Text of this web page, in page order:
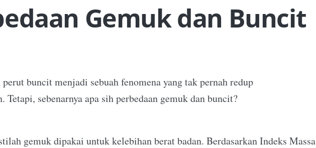
Gemuk dan Buncit
buncit menjadi sebuah fenomena yang tak pernah redup
Tetapi, sebenarnya apa sih perbedaan gemuk dan buncit?
gemuk dipakai untuk kelebihan berat badan. Berdasarkan Indeks Massa